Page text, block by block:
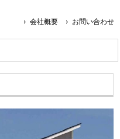
会社概要 お問い合わせ